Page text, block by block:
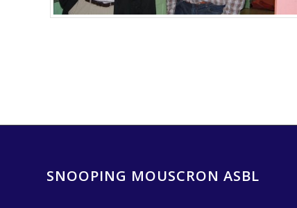
SNOOPING MOUSCRON ASBL